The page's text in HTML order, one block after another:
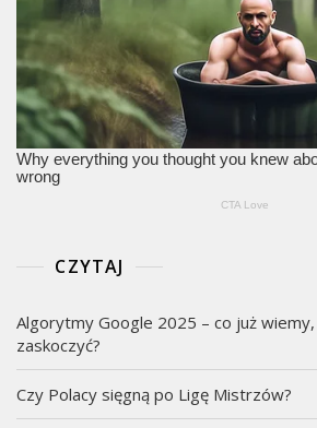
CZYTAJ
Algorytmy Google 2025 – co już wiemy,
zaskoczyć?
Czy Polacy sięgną po Ligę Mistrzów?